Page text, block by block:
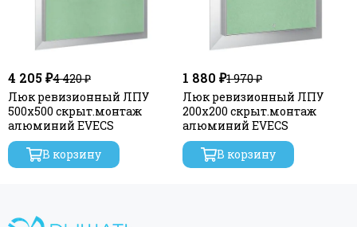
4 205 ₽4 420 ₽
Люк ревизионный ЛПУ
500х500 скрыт.монтаж
алюминий EVECS
В корзину
1 880 ₽1 970 ₽
Люк ревизионный ЛПУ
200х200 скрыт.монтаж
алюминий EVECS
В корзину